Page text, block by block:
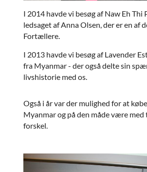
I 2014 havde vi besøg af Naw Eh Thi
ledsaget af Anna Olsen, der er en af
Fortællere.
I 2013 havde vi besøg af Lavender
fra Myanmar - der også delte sin
livshistorie med os.
Også i år var der mulighed for at
Myanmar og på den måde være med
forskel.